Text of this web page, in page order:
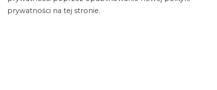
prywatności na tej stronie.